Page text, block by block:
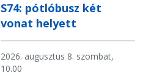
S74: pótlóbusz két
vonat helyett
2026. augusztus 8. szombat,
10.00